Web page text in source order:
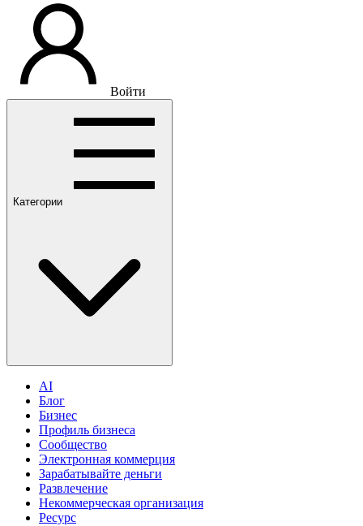
Войти
Категории
AI
Блог
Бизнес
Профиль бизнеса
Сообщество
Электронная коммерция
Зарабатывайте деньги
Развлечение
Некоммерческая организация
Pесурс